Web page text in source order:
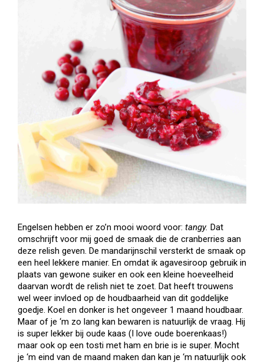
Engelsen hebben er zo’n mooi woord voor: tangy. Dat
omschrijft voor mij goed de smaak die de cranberries aan
deze relish geven. De mandarijnschil versterkt de smaak op
een heel lekkere manier. En omdat ik agavesiroop gebruik in
plaats van gewone suiker en ook een kleine hoeveelheid
daarvan wordt de relish niet te zoet. Dat heeft trouwens
wel weer invloed op de houdbaarheid van dit goddelijke
goedje. Koel en donker is het ongeveer 1 maand houdbaar.
Maar of je ‘m zo lang kan bewaren is natuurlijk de vraag. Hij
is super lekker bij oude kaas (I love oude boerenkaas!)
maar ook op een tosti met ham en brie is ie super. Mocht
je ‘m eind van de maand maken dan kan je ‘m natuurlijk ook